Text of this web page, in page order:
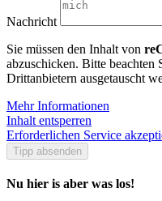
Nachricht
Sie müssen den Inhalt von
abzuschicken. Bitte beachten
Drittanbietern ausgetauscht
Mehr Informationen
Inhalt entsperren
Erforderlichen Service
Tipp absenden
Nu hier is aber was los!